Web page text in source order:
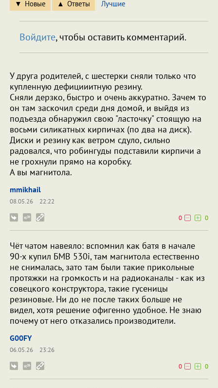
Новые Ответы Лучшие
Войдите, чтобы оставить комментарий.
У друга родителей, с шестерки сняли только что
купленную дефицииитную резину.
Сняли дерзко, быстро и очень аккуратно. Зачем то
он там заскочил среди дня домой, и выйдя из
подъезда обнаружил свою "ласточку" стоящую на
восьми силикатных кирпичах (по два на диск).
Диски и резину как ветром сдуло, сильно
радовался, что робингуды подставили кирпичи а
не грохнули прямо на коробку.
А вы магнитола.
mmikhail
08.05.26
22:22
0
0
Чёт чатом навеяло: вспомнил как батя в начале
90-х купил БМВ 530і, там магнитола естественно
не снималась, зато там были такие прикольные
протяжки на громкость и на радиоканалы - как из
совецкого конструктора, такие гусеницы
резиновые. Ни до не после таких больше не
видел, хотя решение офигенно удобное. Не знаю
почему от него отказались производители.
G00FY
06.05.26
23:26
0
0